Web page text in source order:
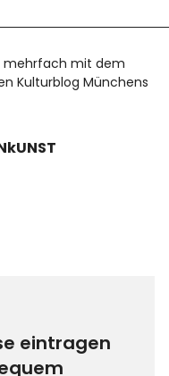
mehrfach mit dem
Kulturblog Münchens
eintragen